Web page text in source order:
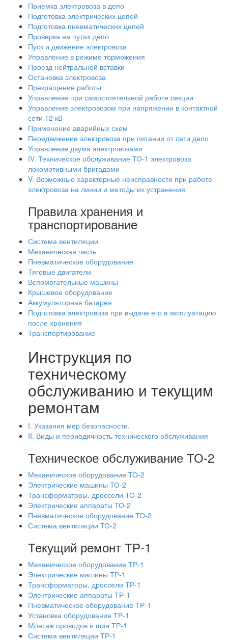
Приемка электровоза в депо
Подготовка электрических цепей
Подготовка пневматических цепей
Проверка на путях депо
Пуск и движение электровоза
Управление в режиме торможения
Проезд нейтральной вставки
Остановка электровоза
Прекращение работы
Управление при самостоятельной работе секции
Управление электровозом при напряжении в контактной
сети 12 кВ
Применение аварийных схем
Передвижение электровоза при питании от сети депо
Управление двумя электровозами
IV. Техническое обслуживание ТО-1 электровоза
локомотивными бригадами
V. Возможные характерные неисправности при работе
электровоза на линии и методы их устранения
Правила хранения и
транспортирование
Система вентиляции
Механическая часть
Пневматическое оборудование
Тяговые двигатели
Вспомогательные машины
Крышевое оборудование
Аккумуляторная батарея
Подготовка электровоза при выдаче его в эксплуатацию
после хранения
Транспортирование
Инструкция по
техническому
обслуживанию и текущим
ремонтам
I. Указания мер безопасности.
II. Виды и периодичность технического обслуживания
Техническое обслуживание ТО-2
Механическое оборудование ТО-2
Электрические машины ТО-2
Трансформаторы, дроссели ТО-2
Электрические аппараты ТО-2
Пневматическое оборудование ТО-2
Система вентиляции ТО-2
Текущий ремонт ТР-1
Механическое оборудование ТР-1
Электрические машины ТР-1
Трансформаторы, дроссели ТР-1
Электрические аппараты ТР-1
Пневматическое оборудование ТР-1
Установка оборудования ТР-1
Монтаж проводов и шин ТР-1
Система вентиляции ТР-1